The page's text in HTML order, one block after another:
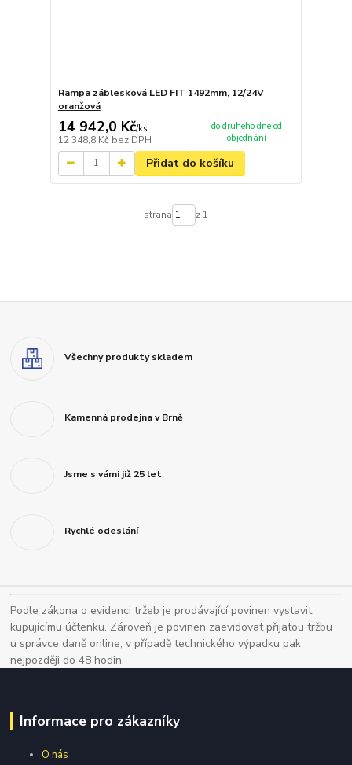
Rampa záblesková LED FIT 1492mm, 12/24V
oranžová
14 942,0 Kč/ks
12 348,8 Kč bez DPH
do druhého dne od
objednání
Přidat do košíku
strana z 1
Všechny produkty skladem
Kamenná prodejna v Brně
Jsme s vámi již 25 let
Rychlé odeslání
Podle zákona o evidenci tržeb je prodávající povinen vystavit
kupujícímu účtenku. Zároveň je povinen zaevidovat přijatou tržbu
u správce daně online; v případě technického výpadku pak
nejpozději do 48 hodin.
Informace pro zákazníky
O nás